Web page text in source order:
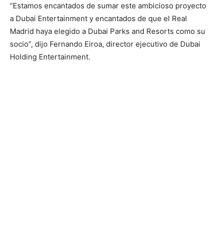
“Estamos encantados de sumar este ambicioso proyecto
a Dubai Entertainment y encantados de que el Real
Madrid haya elegido a Dubai Parks and Resorts como su
socio”, dijo Fernando Eiroa, director ejecutivo de Dubai
Holding Entertainment.